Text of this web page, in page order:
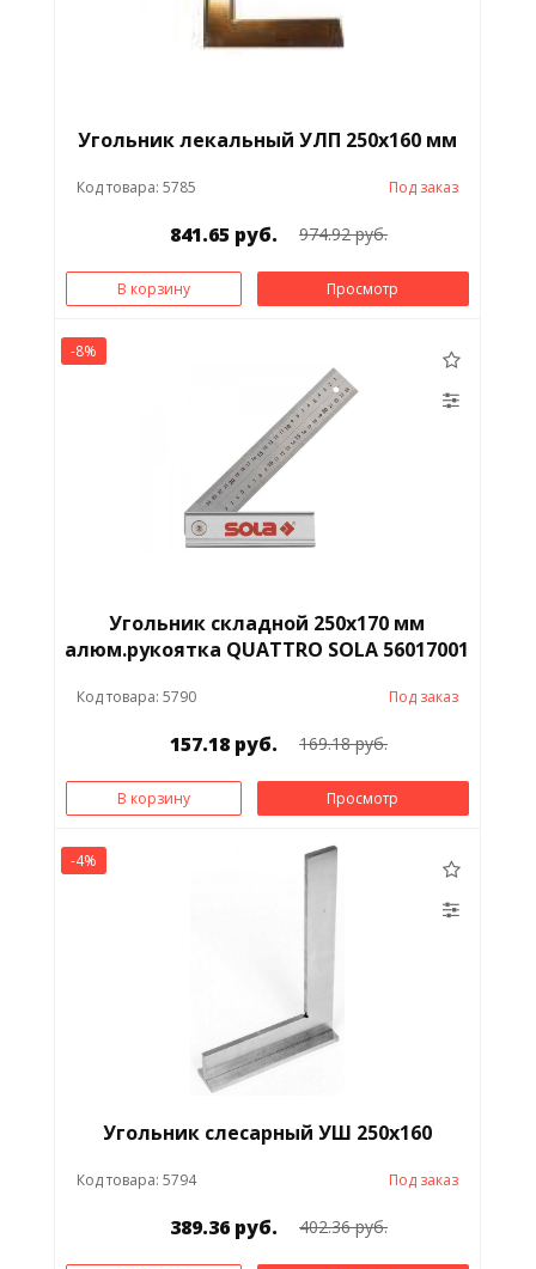
Угольник лекальный УЛП 250х160 мм
Код товара: 5785 Под заказ
841.65 руб. 974.92 руб.
В корзину Просмотр
-8%
Угольник складной 250х170 мм
алюм.рукоятка QUATTRO SOLA 56017001
Код товара: 5790 Под заказ
157.18 руб. 169.18 руб.
В корзину Просмотр
-4%
Угольник слесарный УШ 250х160
Код товара: 5794 Под заказ
389.36 руб. 402.36 руб.